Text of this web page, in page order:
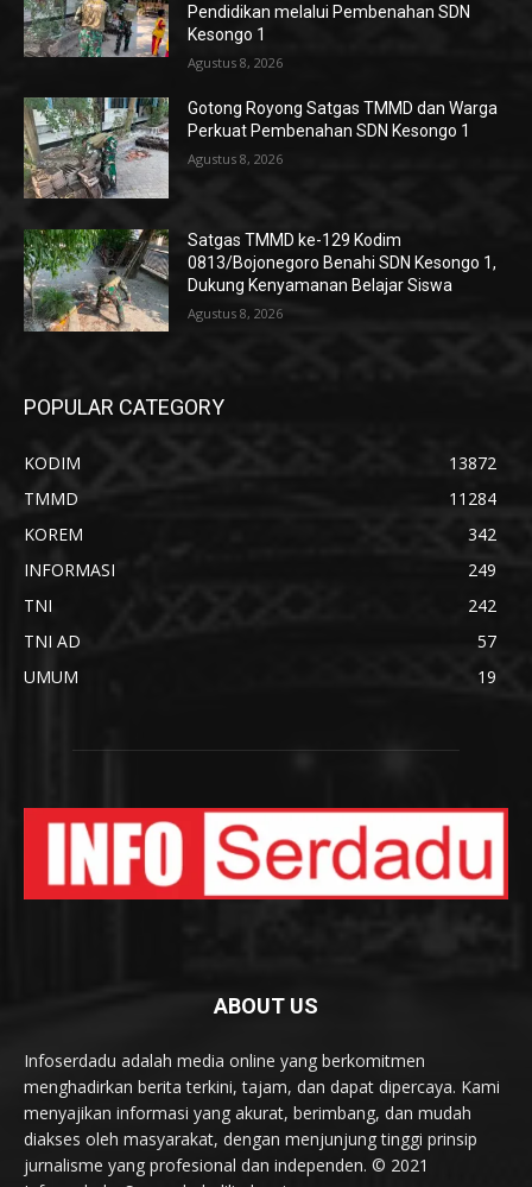
Pendidikan melalui Pembenahan SDN
Kesongo 1
Agustus 8, 2026
Gotong Royong Satgas TMMD dan Warga
Perkuat Pembenahan SDN Kesongo 1
Agustus 8, 2026
Satgas TMMD ke-129 Kodim
0813/Bojonegoro Benahi SDN Kesongo 1,
Dukung Kenyamanan Belajar Siswa
Agustus 8, 2026
POPULAR CATEGORY
KODIM
13872
TMMD
11284
KOREM
342
INFORMASI
249
TNI
242
TNI AD
57
UMUM
19
ABOUT US
Infoserdadu adalah media online yang berkomitmen
menghadirkan berita terkini, tajam, dan dapat dipercaya. Kami
menyajikan informasi yang akurat, berimbang, dan mudah
diakses oleh masyarakat, dengan menjunjung tinggi prinsip
jurnalisme yang profesional dan independen. © 2021